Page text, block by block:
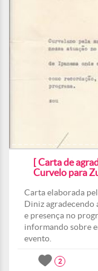
[ Carta de
Curvelo para
Carta elaborada
Diniz agradecendo
e presença no
informando sobre
evento.
2